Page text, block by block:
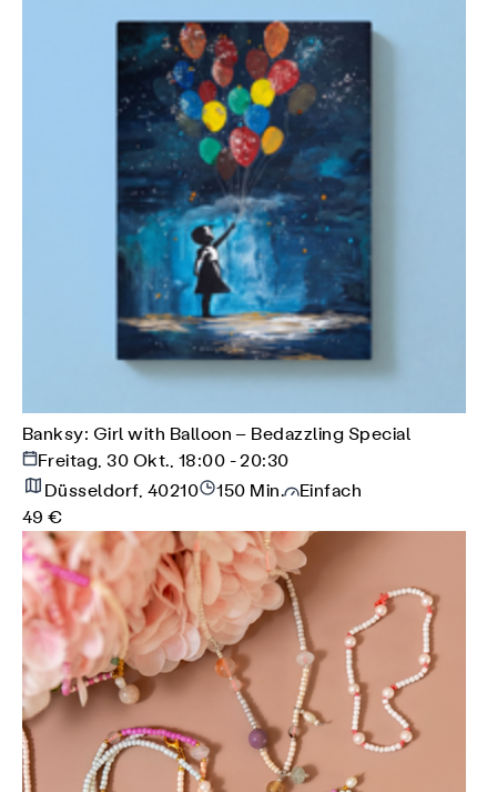
Banksy: Girl with Balloon – Bedazzling Special
Freitag, 30 Okt., 18:00 - 20:30
Düsseldorf, 40210
150 Min.
Einfach
49 €